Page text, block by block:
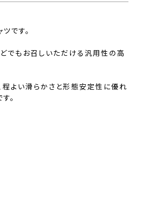
です。
でもお召しいただける汎用性の高
程よい滑らかさと形態安定性に優れ
。